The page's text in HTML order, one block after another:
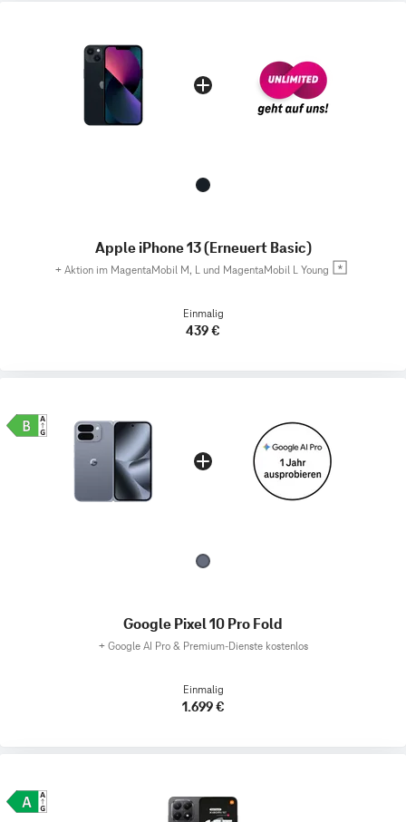
Apple iPhone 13 (Erneuert Basic)
+ Aktion im MagentaMobil M, L und MagentaMobil L Young
Einmalig
439 €
Google Pixel 10 Pro Fold
+ Google AI Pro & Premium-Dienste kostenlos
Einmalig
1.699 €